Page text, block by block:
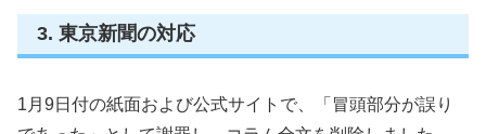
3. 東京新聞の対応
1月9日付の紙面および公式サイトで、「冒頭部分が誤り